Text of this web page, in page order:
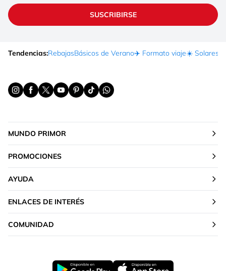
SUSCRIBIRSE
Tendencias:RebajasBásicos de Verano✈️ Formato viaje☀️ Solares
MUNDO PRIMOR
PROMOCIONES
AYUDA
ENLACES DE INTERÉS
COMUNIDAD